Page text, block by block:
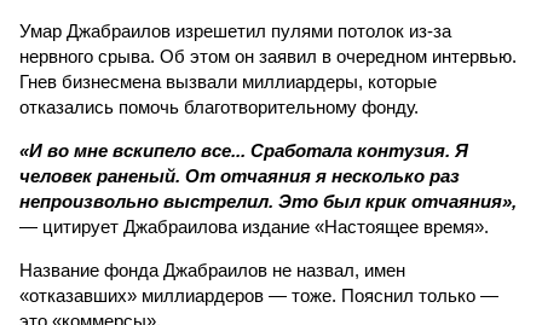
Умар Джабраилов изрешетил пулями потолок из-за
нервного срыва. Об этом он заявил в очередном интервью.
Гнев бизнесмена вызвали миллиардеры, которые
отказались помочь благотворительному фонду.
«И во мне вскипело все... Сработала контузия. Я
человек раненый. От отчаяния я несколько раз
непроизвольно выстрелил. Это был крик отчаяния»,
— цитирует Джабраилова издание «Настоящее время».
Название фонда Джабраилов не назвал, имен
«отказавших» миллиардеров — тоже. Пояснил только —
это «коммерсы».